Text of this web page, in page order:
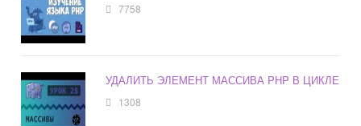
7758
УДАЛИТЬ ЭЛЕМЕНТ МАССИВА PHP В ЦИКЛЕ
1308